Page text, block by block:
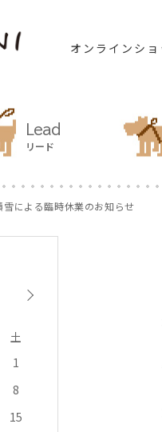
オンラインショ
Lead
リード
による臨時休業のお知らせ
土
1
8
15